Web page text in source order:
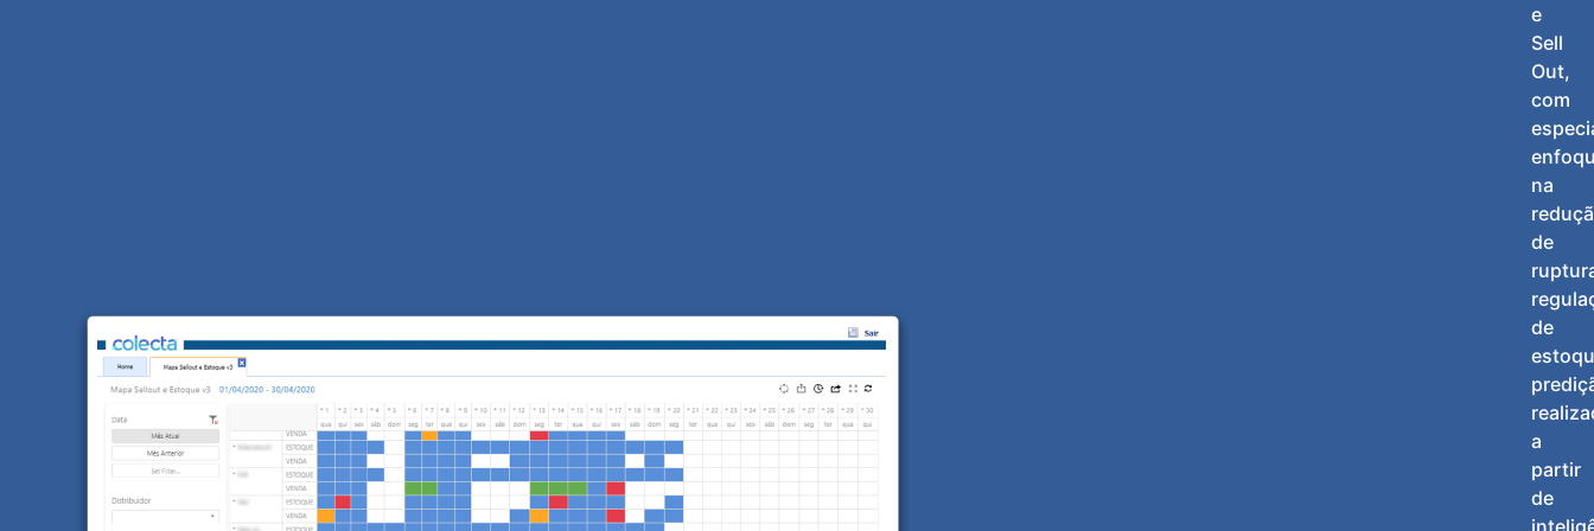
e
Sell
Out,
com
na
de
de
a
partir
de